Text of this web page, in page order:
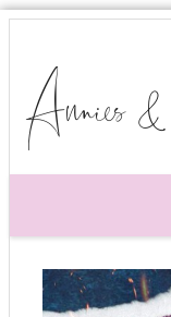
Annies &